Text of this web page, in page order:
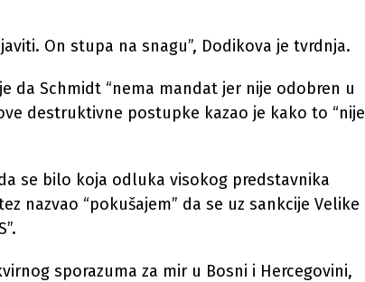
On stupa na snagu”, Dodikova je tvrdnja.
da Schmidt “nema mandat jer nije odobren u
destruktivne postupke kazao je kako to “nije
se bilo koja odluka visokog predstavnika
nazvao “pokušajem” da se uz sankcije Velike
sporazuma za mir u Bosni i Hercegovini,